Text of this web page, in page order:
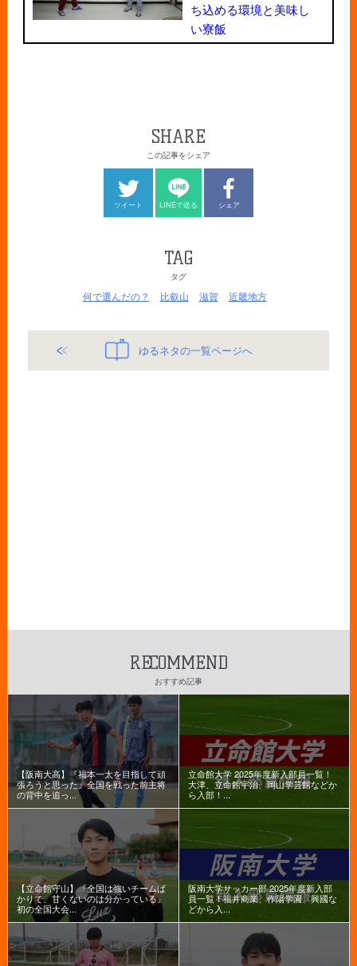
ち込める環境と美味し
い寮飯
SHARE
この記事をシェア
ツイート LINEで送る シェア
TAG
タグ
何で選んだの？ 比叡山 滋賀 近畿地方
ゆるネタの一覧ページへ
RECOMMEND
おすすめ記事
【阪南大高】『福本一太を目指して頑
張ろうと思った』全国を戦った前主将
の背中を追っ...
立命館大学 2025年度新入部員一覧！
大津、立命館宇治、岡山学芸館などか
ら入部！...
【立命館守山】『全国は強いチームば
かりで、甘くないのは分かっている』
初の全国大会...
阪南大学サッカー部 2025年度新入部
員一覧！福井商業、作陽学園、興國な
どから入...